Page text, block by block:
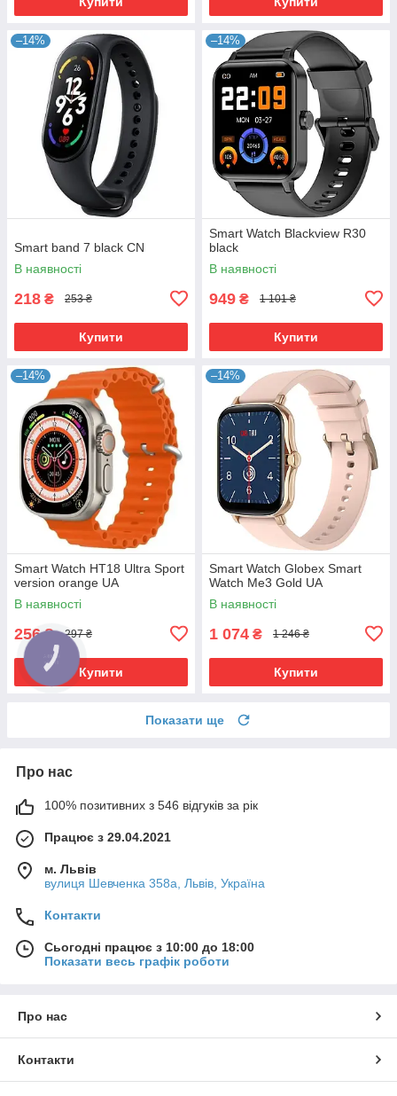
–14%
Smart band 7 black CN
В наявності
218 ₴ 253 ₴
Купити
–14%
Smart Watch Blackview R30
black
В наявності
949 ₴ 1 101 ₴
Купити
–14%
Smart Watch HT18 Ultra Sport
version orange UA
В наявності
256₴ 297 ₴
Купити
–14%
Smart Watch Globex Smart
Watch Me3 Gold UA
В наявності
1 074 ₴ 1 246 ₴
Купити
Показати ще
Про нас
100% позитивних з 546 відгуків за рік
Працює з 29.04.2021
м. Львів
вулиця Шевченка 358а, Львів, Україна
Контакти
Сьогодні працює з 10:00 до 18:00
Показати весь графік роботи
Про нас
Контакти